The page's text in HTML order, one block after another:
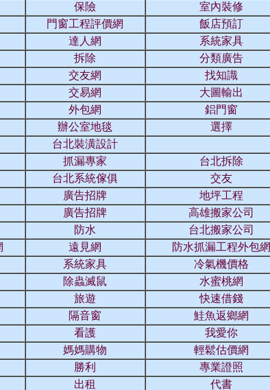
保險
室內裝修
門窗工程評價網
飯店預訂
達人網
系統家具
拆除
分類廣告
交友網
找知識
交易網
大圖輸出
外包網
鋁門窗
辦公室地毯
選擇
台北裝潢設計
抓漏專家
台北拆除
台北系統傢俱
交友
廣告招牌
地坪工程
廣告招牌
高雄搬家公司
防水
台北搬家公司
遠見網 防水抓漏工程外包網
系統家具
冷氣機價格
除蟲滅鼠
水蜜桃網
旅遊
快速借錢
隔音窗
鮭魚返鄉網
看護
我愛你
媽媽購物
輕鬆估價網
勝利
專業證照
出租
代書